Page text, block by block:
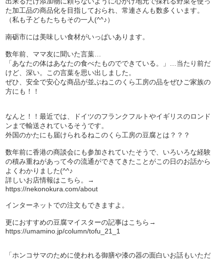
た加工品の商品化を目指しておられ、常連さんも数多くいます。
（私も子どもたちもその一人(^^♪）
南砺市には美味しい食材がいっぱいあります。
数年前、ママ友に聞いた言葉…
「あなたの体はあなたの食べたものでできている。」…当たり前だ
けど、深い。この言葉を思い出しました。
ぜひ、安全で安心な商品が並ぶねこのくら工房の品をぜひご家族の
方にも！！
なんと！！最近では、ドイツのフランクフルトやイギリスのロンド
ンまで輸送されているそうです。
外国のかたにも届けられるねこのくら工房の豆腐とは？？？
数年前に香港の商談会にも参加されていたそうで、いろいろな経験
の積み重ねがあって今の流通ができてきたことがこの日のお話から
よくわかりました(^^♪
詳しいお店情報はこちら。→
https://nekonokura.com/about
インターネットでの注文もできますよ。
更におすすめの豆腐マイスターの記事はこちら→
https://umamino.jp/column/tofu_21_1
「ホンコサマのために使われる御膳や漆の器の面白いお話もいただ